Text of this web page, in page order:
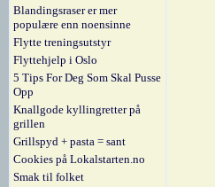
Blandingsraser er mer
populære enn noensinne
Flytte treningsutstyr
Flyttehjelp i Oslo
5 Tips For Deg Som Skal Pusse
Opp
Knallgode kyllingretter på
grillen
Grillspyd + pasta = sant
Cookies på Lokalstarten.no
Smak til folket